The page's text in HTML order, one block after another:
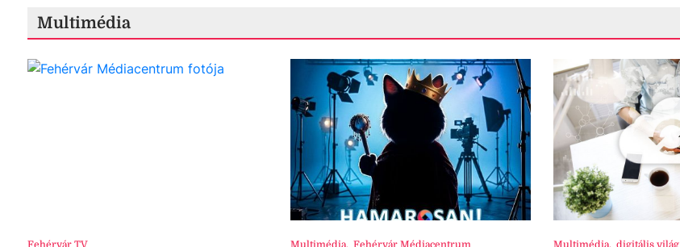
Multimédia
Fehérvár TV Multimédia, Fehérvár Médiacentrum Multimédia, digitális világ